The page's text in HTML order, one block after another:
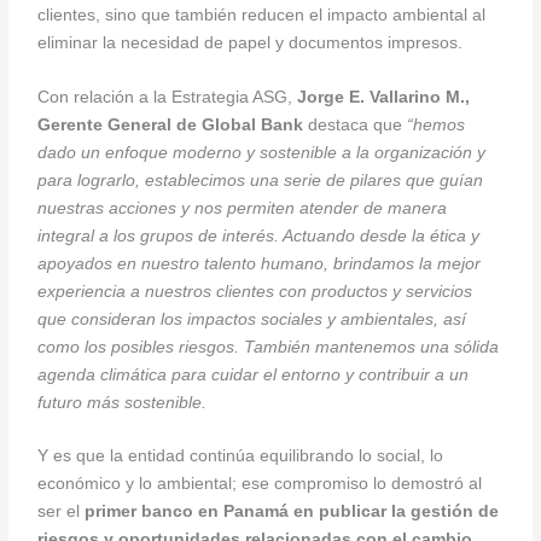
clientes, sino que también reducen el impacto ambiental al
eliminar la necesidad de papel y documentos impresos.
Con relación a la Estrategia ASG,Jorge E. Vallarino M.,
Gerente General de Global Bank destaca que “hemos
dado un enfoque moderno y sostenible a la organización y
para lograrlo, establecimos una serie de pilares que guían
nuestras acciones y nos permiten atender de manera
integral a los grupos de interés. Actuando desde la ética y
apoyados en nuestro talento humano, brindamos la mejor
experiencia a nuestros clientes con productos y servicios
que consideran los impactos sociales y ambientales, así
como los posibles riesgos. También mantenemos una sólida
agenda climática para cuidar el entorno y contribuir a un
futuro más sostenible.
Y es que la entidad continúa equilibrando lo social, lo
económico y lo ambiental; ese compromiso lo demostró al
ser el primer banco en Panamá en publicar la gestión de